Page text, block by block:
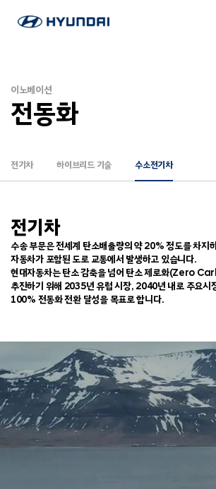
전
이노베이션
전동화
전기차 하이브리드 기술 수소전기차
전기차
수송 부문은 전세계 탄소배출량의 약 20% 정도를 차지
자동차가 포함된 도로 교통에서 발생하고 있습니다.
현대자동차는 탄소 감축을 넘어 탄소 제로화(Zero
추진하기 위해 2035년 유럽 시장, 2040년 내로 주요시
100% 전동화 전환 달성을 목표로 합니다.